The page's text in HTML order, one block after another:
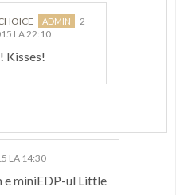
2
LA 22:10
Kisses!
LA 14:30
e miniEDP-ul Little